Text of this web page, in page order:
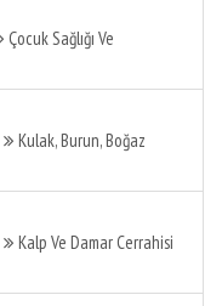
Çocuk Sağlığı Ve
Kulak, Burun, Boğaz
Kalp Ve Damar Cerrahisi